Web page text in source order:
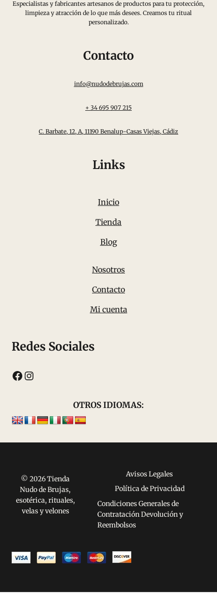
Especialistas y fabricantes artesanos de productos para tu protección,
limpieza y atracción de lo que más desees. Creamos tu ritual
personalizado.
Contacto
info@nudodebrujas.com
+ 34 695 907 215
C. Barbate, 12, A, 11190 Benalup-Casas Viejas, Cádiz
Links
Inicio
Tienda
Blog
Nosotros
Contacto
Mi cuenta
Redes Sociales
Facebook
Instagram
OTROS IDIOMAS:
© 2026 Tienda
Nudo de Brujas,
esotérica, rituales,
velas y velones
Avisos Legales
Política de Privacidad
Condiciones Generales de
Contratación Devolución y
Reembolsos